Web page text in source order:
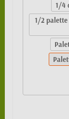
1/4
1/2 palette